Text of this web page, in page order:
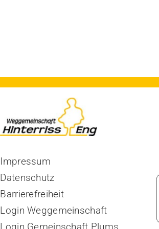
Impressum
Datenschutz
Barrierefreiheit
Login Weggemeinschaft